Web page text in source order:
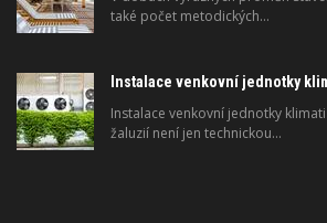
také počet metodických…
Instalace venkovní jednotky
žaluzií není jen technickou…